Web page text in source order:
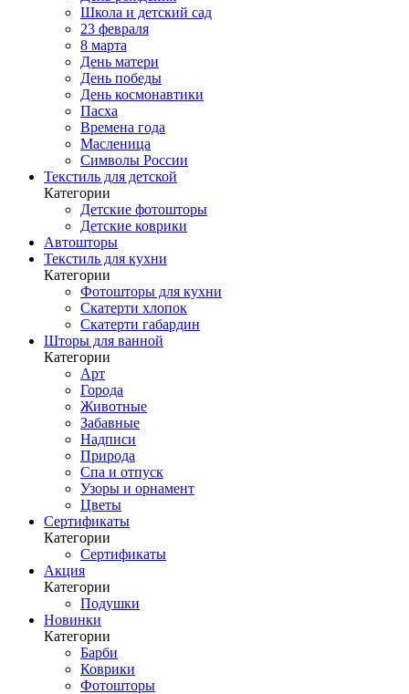
Школа и детский сад
23 февраля
8 марта
День матери
День победы
День космонавтики
Пасха
Времена года
Масленица
Символы России
Текстиль для детской
Категории
Детские фотошторы
Детские коврики
Автошторы
Текстиль для кухни
Категории
Фотошторы для кухни
Скатерти хлопок
Скатерти габардин
Шторы для ванной
Категории
Арт
Города
Животные
Забавные
Надписи
Природа
Спа и отпуск
Узоры и орнамент
Цветы
Сертификаты
Категории
Сертификаты
Акция
Категории
Подушки
Новинки
Категории
Барби
Коврики
Фотошторы